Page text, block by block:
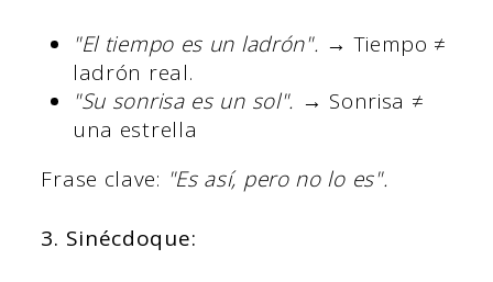
"El tiempo es un ladrón". → Tiempo ≠
ladrón real.
"Su sonrisa es un sol". → Sonrisa ≠
una estrella
Frase clave: "Es así, pero no lo es".
3. Sinécdoque: